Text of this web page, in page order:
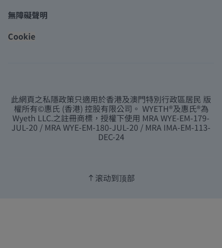
無障礙聲明
Cookie
此網頁之私隱政策只適用於香港及澳門特別行政區居民 版
權所有©惠氏 (香港) 控股有限公司。 WYETH®及惠氏®為
Wyeth LLC.之註冊商標，授權下使用 MRA WYE-EM-179-
JUL-20 / MRA WYE-EM-180-JUL-20 / MRA IMA-EM-113-
DEC-24
滚动到顶部